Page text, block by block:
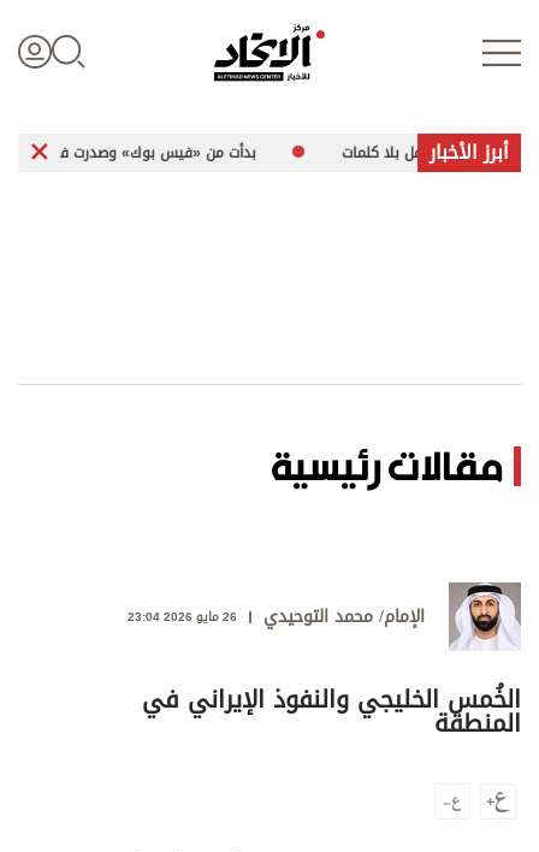
الأخبار العالمية
اقتصاد
الرياضة
الترفيه
التعليم والمعرفة
الذكاء الاصطناعي
تغطيات
أبرز الأخبار
يكتب: جُمل بلا كلمات بدأت من «فيس بوك» وصدرت في كتاب.. «رسائل
مقالات رئيسية
الإمام/ محمد التوحيدي 26 مايو 2026 23:04
الخُمس الخليجي والنفوذ الإيراني في
المنطقة